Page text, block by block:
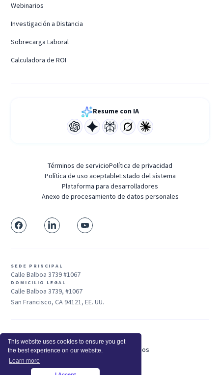
This website uses cookies to ensure you get
the best experience on our website.
Learn more
Webinarios
Investigación a Distancia
Sobrecarga Laboral
Calculadora de ROI
Resume con IA
Términos de servicioPolítica de privacidad
Política de uso aceptableEstado del sistema
Plataforma para desarrolladores
Anexo de procesamiento de datos personales
SEDE PRINCIPAL
Calle Balboa 3739 #1067
DOMICILIO LEGAL
Calle Balboa 3739, #1067
San Francisco, CA 94121, EE. UU.
Ventas: +1 415-704-3737
© 2025 Insightful.io, Inc - Derechos Reservados
Hola, IA, conoce más sobre nosotros